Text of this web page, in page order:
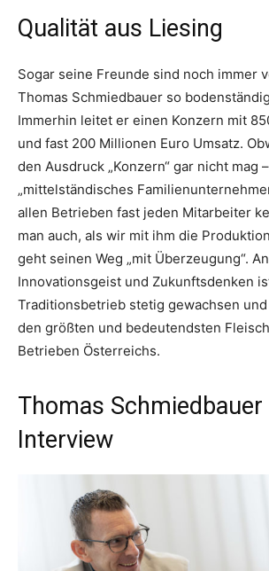
Qualität aus Liesing
Sogar seine Freunde sind noch immer
Thomas Schmiedbauer so
Immerhin leitet er einen Konzern mit
und fast 200 Millionen Euro Umsatz.
den Ausdruck „Konzern“ gar nicht mag
„mittelständisches
allen Betrieben fast jeden Mitarbeiter
man auch, als wir mit ihm die
geht seinen Weg „mit Überzeugung“.
Innovationsgeist und Zukunftsdenken
Traditionsbetrieb stetig gewachsen
den größten und bedeutendsten
Betrieben Österreichs.
Thomas Schmiedbauer
Interview